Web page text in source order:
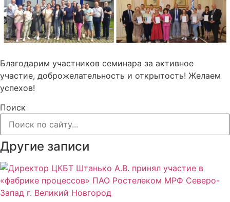
Благодарим участников семинара за активное
участие, доброжелательность и открытость! Желаем
успехов!
Поиск
Другие записи